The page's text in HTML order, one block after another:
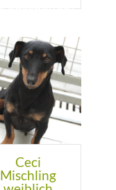
Ceci
Mischling